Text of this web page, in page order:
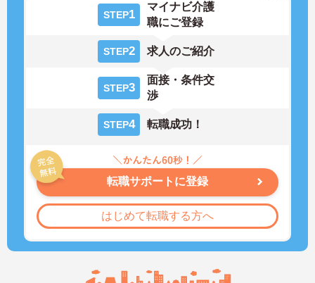
STEP1
マイナビ介護
職にご登録
STEP2 求人のご紹介
STEP3
面接・条件交
渉
STEP4 転職成功！
転職サポートに登録
はじめて転職する方へ